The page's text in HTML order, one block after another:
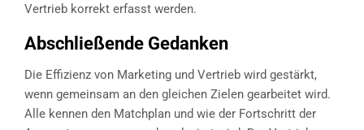
Vertrieb korrekt erfasst werden.
Abschließende Gedanken
Die Effizienz von Marketing und Vertrieb wird gestärkt,
wenn gemeinsam an den gleichen Zielen gearbeitet wird.
Alle kennen den Matchplan und wie der Fortschritt der